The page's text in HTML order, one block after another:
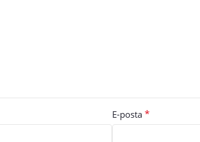
E-posta *